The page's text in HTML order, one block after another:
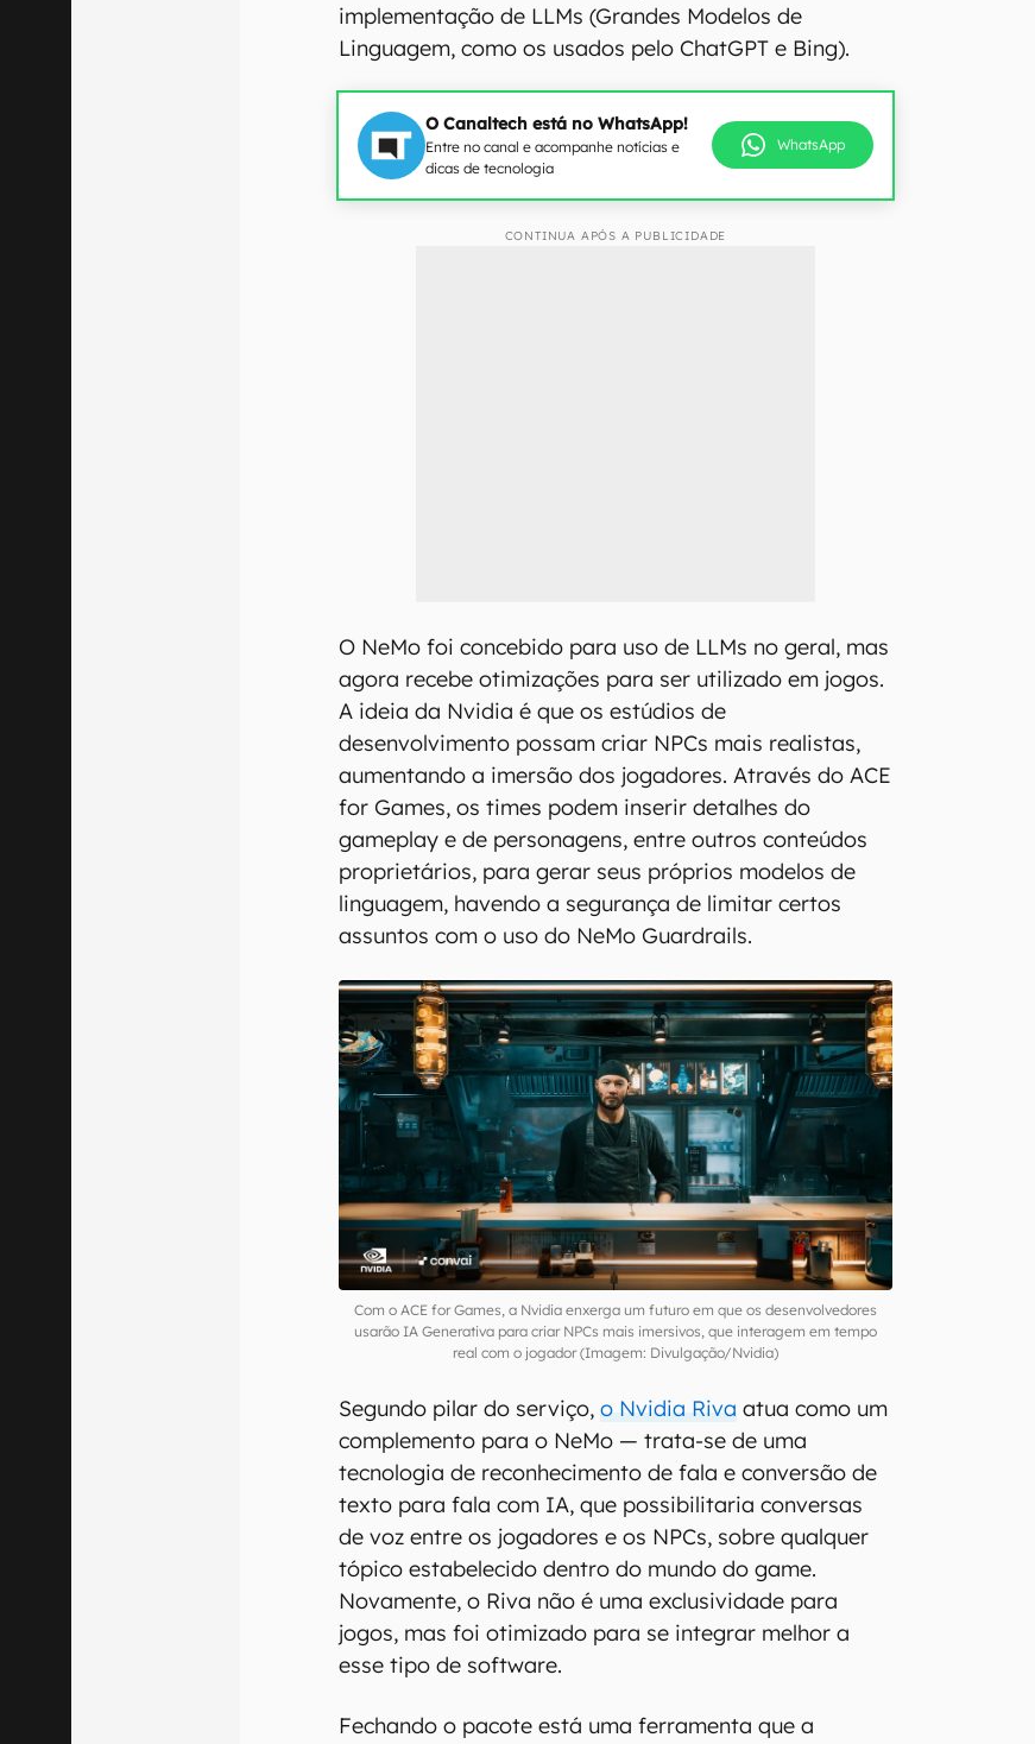
implementação de LLMs (Grandes Modelos de
Linguagem, como os usados pelo ChatGPT e Bing).
O Canaltech está no WhatsApp!
Entre no canal e acompanhe notícias e
dicas de tecnologia
WhatsApp
CONTINUA APÓS A PUBLICIDADE
O NeMo foi concebido para uso de LLMs no geral, mas
agora recebe otimizações para ser utilizado em jogos.
A ideia da Nvidia é que os estúdios de
desenvolvimento possam criar NPCs mais realistas,
aumentando a imersão dos jogadores. Através do ACE
for Games, os times podem inserir detalhes do
gameplay e de personagens, entre outros conteúdos
proprietários, para gerar seus próprios modelos de
linguagem, havendo a segurança de limitar certos
assuntos com o uso do NeMo Guardrails.
Com o ACE for Games, a Nvidia enxerga um futuro em que os desenvolvedores
usarão IA Generativa para criar NPCs mais imersivos, que interagem em tempo
real com o jogador (Imagem: Divulgação/Nvidia)
Segundo pilar do serviço,o Nvidia Riva atua como um
complemento para o NeMo — trata-se de uma
tecnologia de reconhecimento de fala e conversão de
texto para fala com IA, que possibilitaria conversas
de voz entre os jogadores e os NPCs, sobre qualquer
tópico estabelecido dentro do mundo do game.
Novamente, o Riva não é uma exclusividade para
jogos, mas foi otimizado para se integrar melhor a
esse tipo de software.
Fechando o pacote está uma ferramenta que a